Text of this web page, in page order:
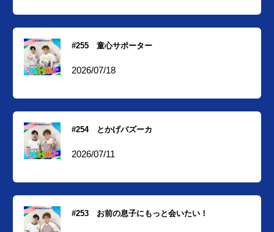
#255 童心サポーター
2026/07/18
#254 とかげバズーカ
2026/07/11
#253 お前の息子にもっと会いたい！